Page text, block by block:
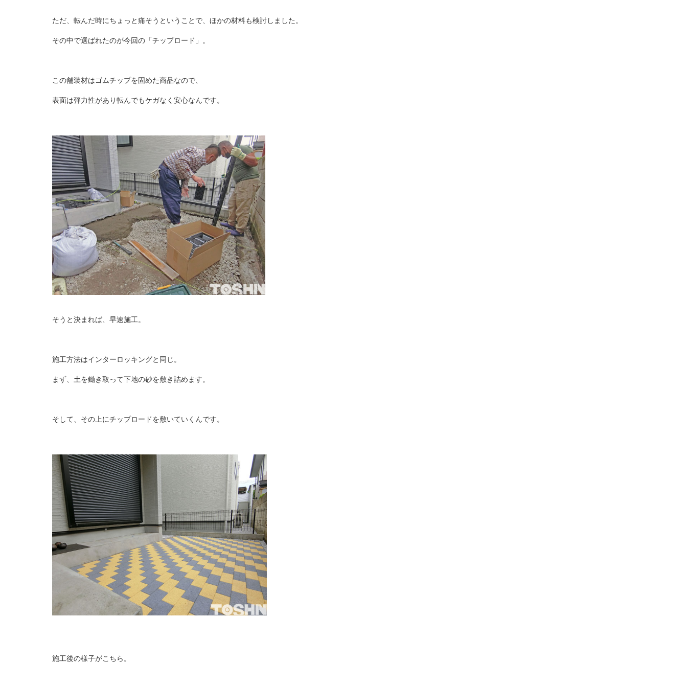
ただ、転んだ時にちょっと痛そうということで、ほかの材料も検討しました。
その中で選ばれたのが今回の「チップロード」。
この舗装材はゴムチップを固めた商品なので、
表面は弾力性があり転んでもケガなく安心なんです。
そうと決まれば、早速施工。
施工方法はインターロッキングと同じ。
まず、土を鋤き取って下地の砂を敷き詰めます。
そして、その上にチップロードを敷いていくんです。
施工後の様子がこちら。